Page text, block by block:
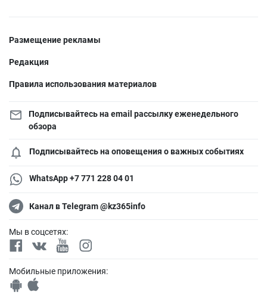
Размещение рекламы
Редакция
Правила использования материалов
Подписывайтесь на email рассылку еженедельного
обзора
Подписывайтесь на оповещения о важных событиях
WhatsApp +7 771 228 04 01
Канал в Telegram @kz365info
Мы в соцсетях:
Мобильные приложения: